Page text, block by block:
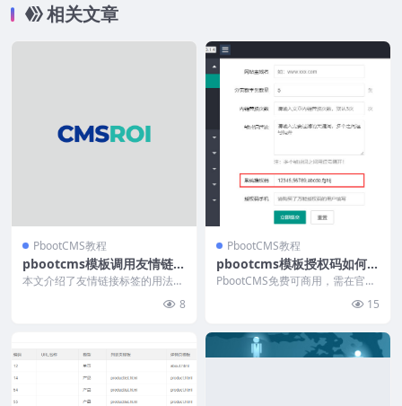
相关文章
PbootCMS教程
pbootcms模板调用友情链接
代码
本文介绍了友情链接标签的用法，
8
PbootCMS教程
pbootcms模板授权码如何绑
定多个域名
PbootCMS免费可商用，需在官网
15